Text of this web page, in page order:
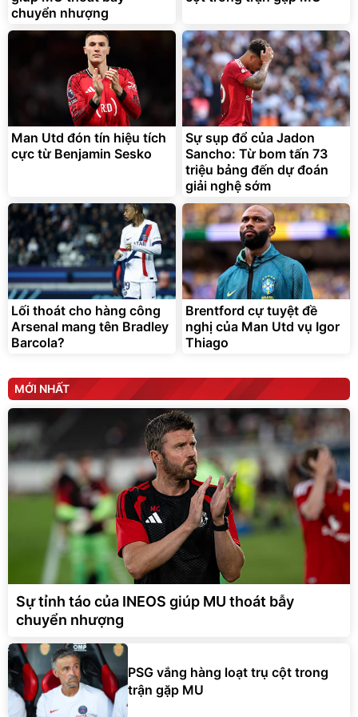
Bạt phủ xe ô tô cao cấp,
tráng nhôm 03 lớp
325.000đ
Đã bán nhiều
Xe đạp điện trợ lực G-
Force C14 gấp gọn bỏ cốp
tiện lợi
9.900.000đ
7.092.000đ
Đang xem nhiều
G-FORCE VIETNA
chuyển nhượng
Man Utd đón tín hiệu tích
cực từ Benjamin Sesko
Sự sụp đổ của Jadon
Sancho: Từ bom tấn 73
triệu bảng đến dự đoán
giải nghệ sớm
Lối thoát cho hàng công
Arsenal mang tên Bradley
Barcola?
Brentford cự tuyệt đề
nghị của Man Utd vụ Igor
Thiago
MỚI NHẤT
Sự tỉnh táo của INEOS giúp MU thoát bẫy
chuyển nhượng
PSG vắng hàng loạt trụ cột trong
trận gặp MU